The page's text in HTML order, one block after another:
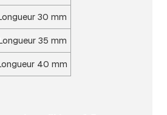
30 mm
35 mm
40 mm